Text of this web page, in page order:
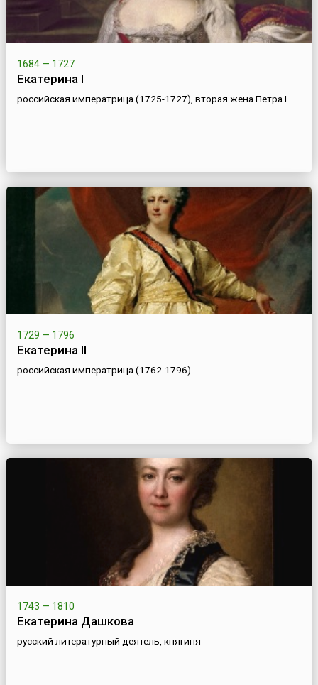
1684 — 1727
Екатерина I
российская императрица (1725-1727), вторая жена Петра I
1729 — 1796
Екатерина II
российская императрица (1762-1796)
1743 — 1810
Екатерина Дашкова
русский литературный деятель, княгиня